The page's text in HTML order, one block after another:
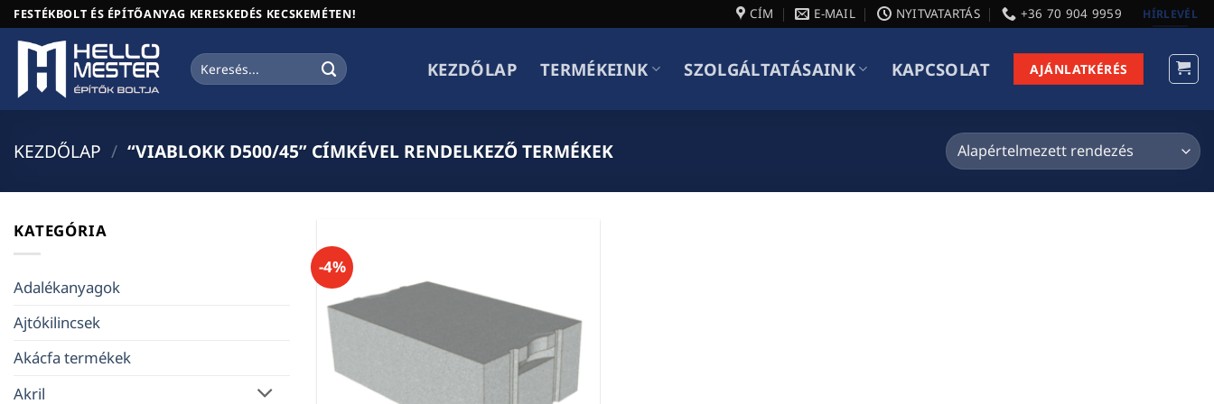
Skip
to
content
FESTÉKBOLT ÉS ÉPÍTŐANYAG KERESKEDÉS KECSKEMÉTEN! CÍM E-MAIL NYITVATARTÁS +36 70 904 9959 HÍRLEVÉL
Keresés
a
KEZDŐLAP TERMÉKEINK SZOLGÁLTATÁSAINK KAPCSOLAT AJÁNLATKÉRÉS
KEZDŐLAP / “VIABLOKK D500/45” CÍMKÉVEL RENDELKEZŐ TERMÉKEK
KATEGÓRIA
Adalékanyagok
Ajtókilincsek
Akácfa termékek
Akril
-4%